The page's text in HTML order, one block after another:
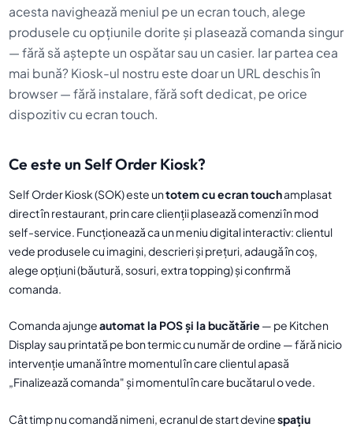
acesta navighează meniul pe un ecran touch, alege
produsele cu opțiunile dorite și plasează comanda singur
— fără să aștepte un ospătar sau un casier. Iar partea cea
mai bună? Kiosk-ul nostru este doar un URL deschis în
browser — fără instalare, fără soft dedicat, pe orice
dispozitiv cu ecran touch.
Ce este un Self Order Kiosk?
Self Order Kiosk (SOK) este untotem cu ecran touchamplasat
direct în restaurant, prin care clienții plasează comenzi în mod
self-service. Funcționează ca un meniu digital interactiv: clientul
vede produsele cu imagini, descrieri și prețuri, adaugă în coș,
alege opțiuni (băutură, sosuri, extra topping) și confirmă
comanda.
Comanda ajungeautomat la POS și la bucătărie — pe Kitchen
Display sau printată pe bon termic cu număr de ordine — fără nicio
intervenție umană între momentul în care clientul apasă
„Finalizează comanda" și momentul în care bucătarul o vede.
Cât timp nu comandă nimeni, ecranul de start devinespațiu